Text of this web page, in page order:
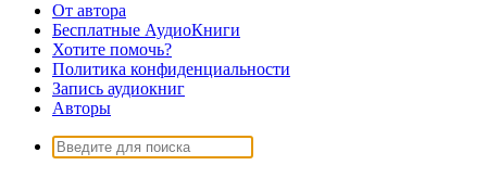
От автора
Бесплатные АудиоКниги
Хотите помочь?
Политика конфиденциальности
Запись аудиокниг
Авторы
Поиск: